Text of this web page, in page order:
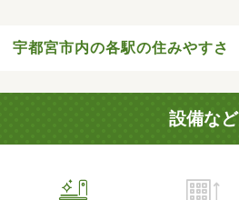
宇都宮市内の各駅の住みやすさ
設備など